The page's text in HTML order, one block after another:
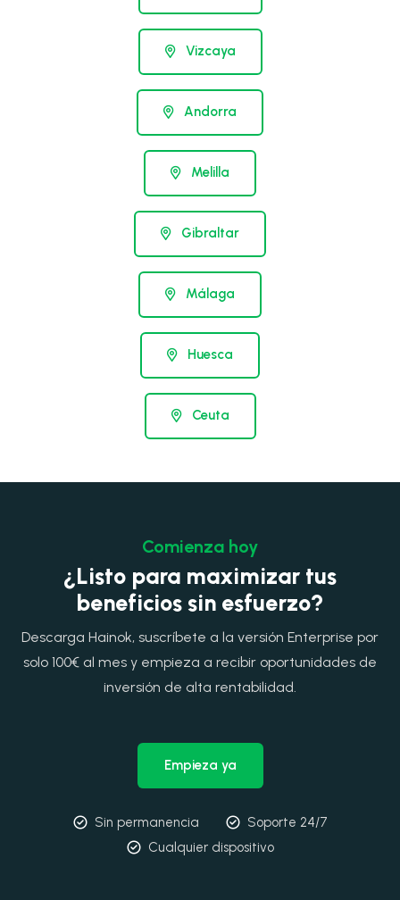
Vizcaya
Andorra
Melilla
Gibraltar
Málaga
Huesca
Ceuta
Comienza hoy
¿Listo para maximizar tus
beneficios sin esfuerzo?
Descarga Hainok, suscríbete a la versión Enterprise por
solo 100€ al mes y empieza a recibir oportunidades de
inversión de alta rentabilidad.
Empieza ya
Sin permanencia
Soporte 24/7
Cualquier dispositivo